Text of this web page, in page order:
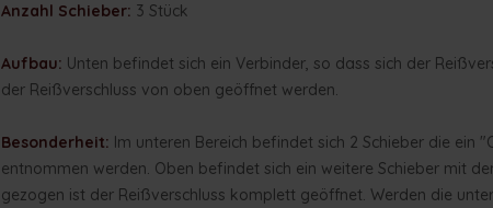
Anzahl Schieber: 3 Stück
Aufbau: Unten befindet sich ein Verbinder, so dass sich der
der Reißverschluss von oben geöffnet werden.
Besonderheit: Im unteren Bereich befindet sich 2 Schieber die ein
entnommen werden. Oben befindet sich ein weitere Schieber mit
gezogen ist der Reißverschluss komplett geöffnet. Werden die